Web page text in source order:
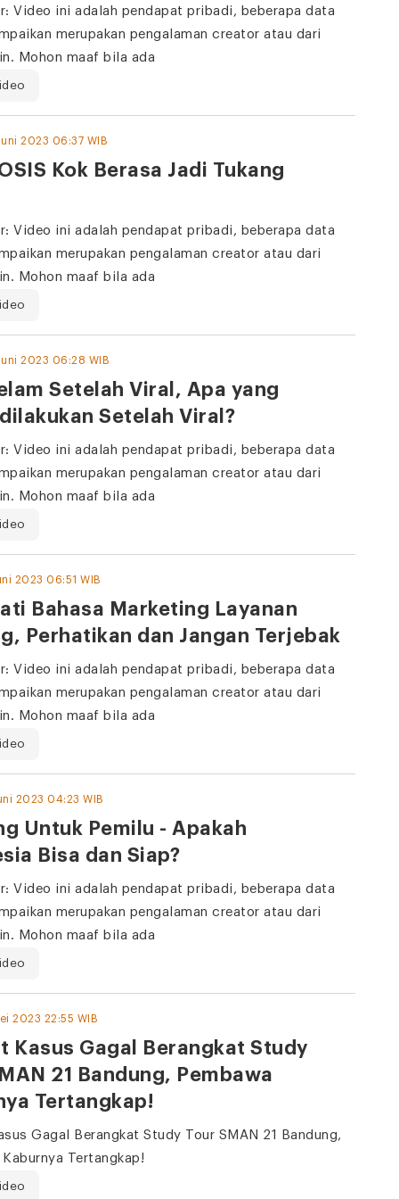
Video ini adalah pendapat pribadi, beberapa data
merupakan pengalaman creator atau dari
Mohon maaf bila ada
2023 06:37 WIB
Kok Berasa Jadi Tukang
Video ini adalah pendapat pribadi, beberapa data
merupakan pengalaman creator atau dari
Mohon maaf bila ada
2023 06:28 WIB
Setelah Viral, Apa yang
Setelah Viral?
Video ini adalah pendapat pribadi, beberapa data
merupakan pengalaman creator atau dari
Mohon maaf bila ada
2023 06:51 WIB
Bahasa Marketing Layanan
Perhatikan dan Jangan Terjebak
Video ini adalah pendapat pribadi, beberapa data
merupakan pengalaman creator atau dari
Mohon maaf bila ada
2023 04:23 WIB
Untuk Pemilu - Apakah
Bisa dan Siap?
Video ini adalah pendapat pribadi, beberapa data
merupakan pengalaman creator atau dari
Mohon maaf bila ada
2023 22:55 WIB
Kasus Gagal Berangkat Study
21 Bandung, Pembawa
Tertangkap!
Gagal Berangkat Study Tour SMAN 21 Bandung,
Tertangkap!